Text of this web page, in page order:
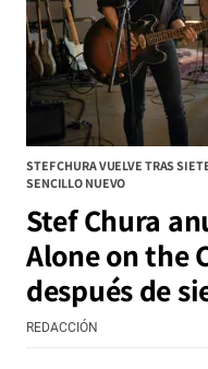
STEF CHURA VUELVE TRAS
SENCILLO NUEVO
Stef Chura
Alone on the
después de
REDACCIÓN